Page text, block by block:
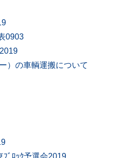
0903
）の車輌運搬について
ﾞﾛｯｸ予選会2019